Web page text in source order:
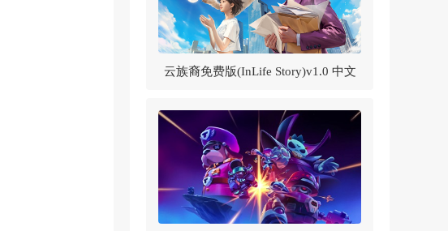
云族裔免费版(InLife Story)v1.0 中文
版